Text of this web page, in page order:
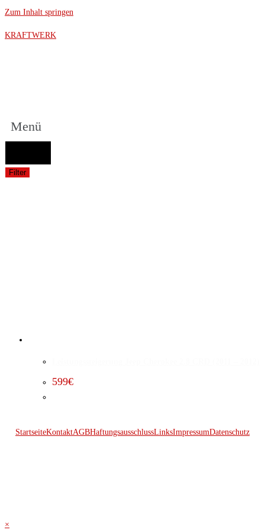
Zum Inhalt springen
KRAFTWERK
Menü
Filter
599€
StartseiteKontaktAGBHaftungsausschlussLinksImpressumDatenschutz
×